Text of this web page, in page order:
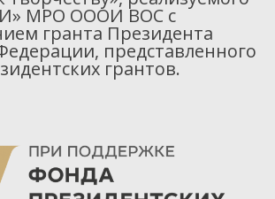
МРО ОООИ ВОС с
гранта Президента
представленного
грантов.